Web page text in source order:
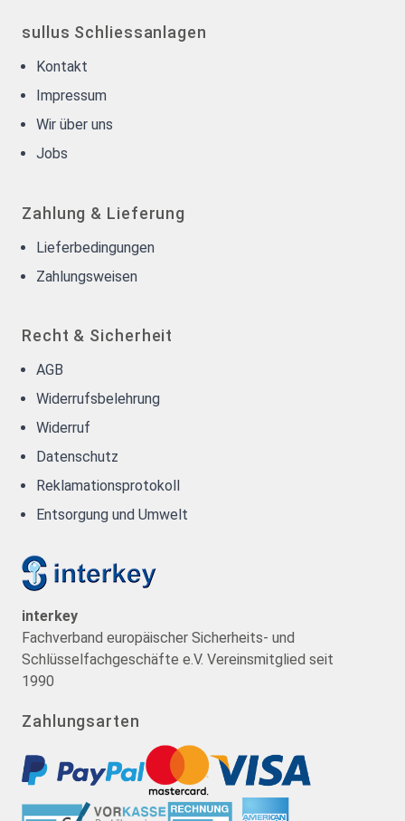
sullus Schliessanlagen
Kontakt
Impressum
Wir über uns
Jobs
Zahlung & Lieferung
Lieferbedingungen
Zahlungsweisen
Recht & Sicherheit
AGB
Widerrufsbelehrung
Widerruf
Datenschutz
Reklamationsprotokoll
Entsorgung und Umwelt
interkey
Fachverband europäischer Sicherheits- und
Schlüsselfachgeschäfte e.V. Vereinsmitglied seit
1990
Zahlungsarten